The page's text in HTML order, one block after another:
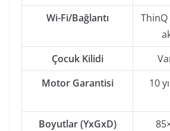
Wi-Fi/Bağlantı
ThinQ
Çocuk Kilidi
Motor Garantisi
10
Boyutlar (YxGxD)